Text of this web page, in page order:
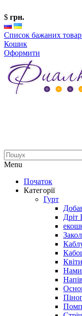
$ грн.
Список бажаних
Кошик
Оформити
Menu
Початок
Категорії
Гурт